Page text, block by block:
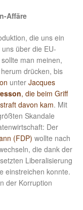
Affäre
die uns ein
über die EU-
man meinen,
drücken, bis
unter Jacques
, die beim Griff
davon kam. Mit
Skandale
Der
(FDP) wollte nach
die dank der
Liberalisierung
einstreichen konnte.
der Korruption